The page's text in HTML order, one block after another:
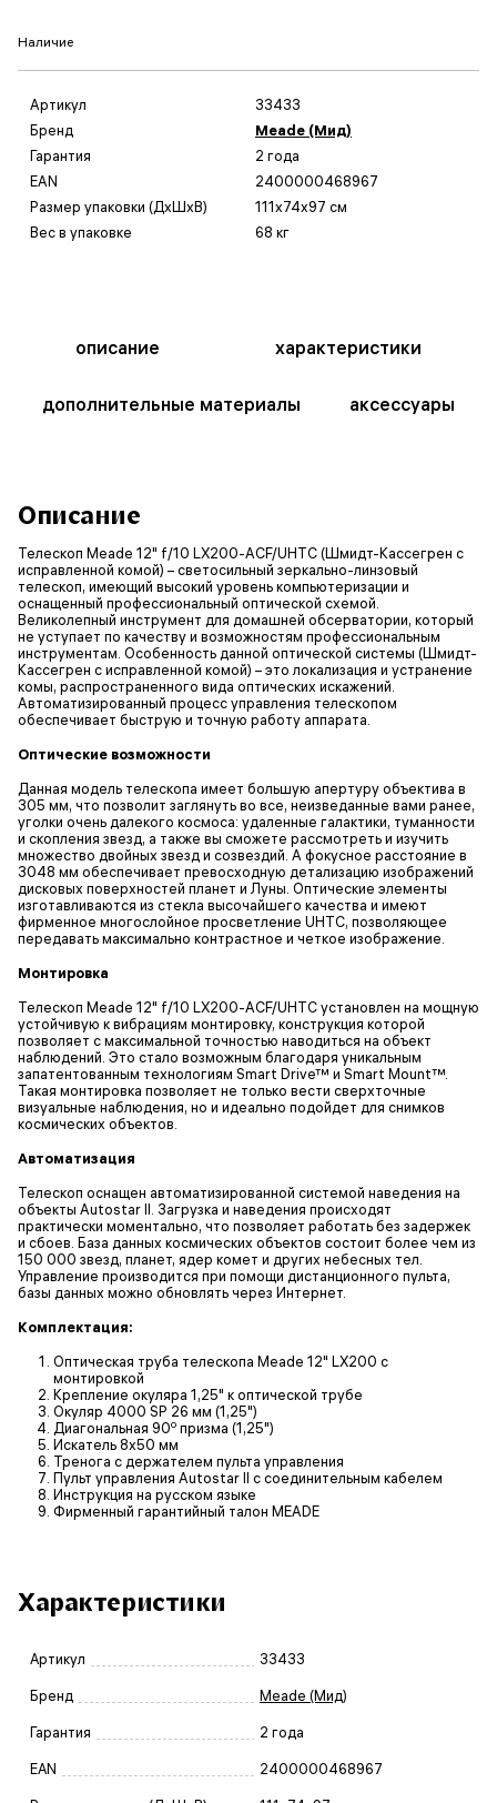
Наличие
Артикул
33433
Бренд
Meade (Мид)
Гарантия
2 года
EAN
2400000468967
Размер упаковки (ДxШxВ)
111x74x97 см
Вес в упаковке
68 кг
описание характеристики
дополнительные материалы аксессуары
Описание
Телескоп Meade 12" f/10 LX200-ACF/UHTC (Шмидт-Кассегрен с
исправленной комой) – светосильный зеркально-линзовый
телескоп, имеющий высокий уровень компьютеризации и
оснащенный профессиональный оптической схемой.
Великолепный инструмент для домашней обсерватории, который
не уступает по качеству и возможностям профессиональным
инструментам. Особенность данной оптической системы (Шмидт-
Кассегрен с исправленной комой) – это локализация и устранение
комы, распространенного вида оптических искажений.
Автоматизированный процесс управления телескопом
обеспечивает быструю и точную работу аппарата.
Оптические возможности
Данная модель телескопа имеет большую апертуру объектива в
305 мм, что позволит заглянуть во все, неизведанные вами ранее,
уголки очень далекого космоса: удаленные галактики, туманности
и скопления звезд, а также вы сможете рассмотреть и изучить
множество двойных звезд и созвездий. А фокусное расстояние в
3048 мм обеспечивает превосходную детализацию изображений
дисковых поверхностей планет и Луны. Оптические элементы
изготавливаются из стекла высочайшего качества и имеют
фирменное многослойное просветление UHTC, позволяющее
передавать максимально контрастное и четкое изображение.
Монтировка
Телескоп Meade 12" f/10 LX200-ACF/UHTC установлен на мощную
устойчивую к вибрациям монтировку, конструкция которой
позволяет с максимальной точностью наводиться на объект
наблюдений. Это стало возможным благодаря уникальным
запатентованным технологиям Smart Drive™ и Smart Mount™.
Такая монтировка позволяет не только вести сверхточные
визуальные наблюдения, но и идеально подойдет для снимков
космических объектов.
Автоматизация
Телескоп оснащен автоматизированной системой наведения на
объекты Autostar II. Загрузка и наведения происходят
практически моментально, что позволяет работать без задержек
и сбоев. База данных космических объектов состоит более чем из
150 000 звезд, планет, ядер комет и других небесных тел.
Управление производится при помощи дистанционного пульта,
базы данных можно обновлять через Интернет.
Комплектация:
Оптическая труба телескопа Meade 12" LX200 с
монтировкой
Крепление окуляра 1,25" к оптической трубе
Окуляр 4000 SP 26 мм (1,25")
Диагональная 90o призма (1,25")
Искатель 8x50 мм
Тренога с держателем пульта управления
Пульт управления Autostar II с соединительным кабелем
Инструкция на русском языке
Фирменный гарантийный талон MEADE
Характеристики
Артикул 33433
Бренд Meade (Мид)
Гарантия 2 года
EAN 2400000468967